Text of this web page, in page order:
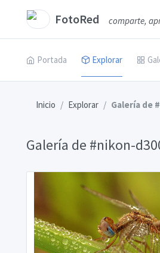
FotoRed comparte,
Portada Explorar
Inicio Explorar Galería de
Galería de #nikon-